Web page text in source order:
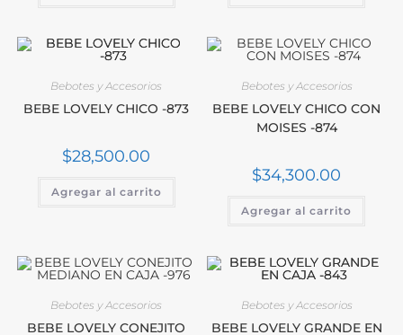
Bebotes y Accesorios
BEBE LOVELY CHICO -873
$28,500.00
Agregar al carrito
Bebotes y Accesorios
BEBE LOVELY CHICO CON
MOISES -874
$34,300.00
Agregar al carrito
Bebotes y Accesorios
BEBE LOVELY CONEJITO
Bebotes y Accesorios
BEBE LOVELY GRANDE EN